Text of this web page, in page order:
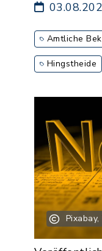
Amtliche
Hingstheide